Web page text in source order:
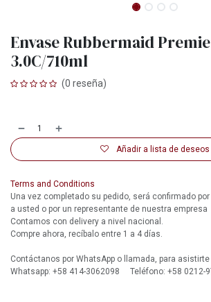
Envase Rubbermaid
3.0C/710ml
(0 reseña)
Añadir a lista de deseos
Terms and Conditions
Una vez completado su pedido, será confirmado
a usted o por un representante de nuestra empresa
Contamos con delivery a nivel nacional.
Compre ahora, recíbalo entre 1 a 4 días.
Contáctanos por WhatsApp o llamada, para
Whatsapp: +58 414-3062098 Teléfono: +58 0212-